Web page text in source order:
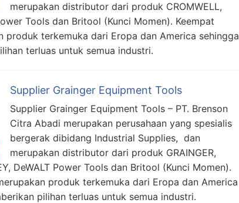
merupakan distributor dari produk CROMWELL,
Tools dan Britool (Kunci Momen). Keempat
produk terkemuka dari Eropa dan America sehingga
terluas untuk semua industri.
Supplier Grainger Equipment Tools
Supplier Grainger Equipment Tools – PT. Brenson
Citra Abadi merupakan perusahaan yang spesialis
bergerak dibidang Industrial Supplies, dan
merupakan distributor dari produk GRAINGER,
DeWALT Power Tools dan Britool (Kunci Momen).
produk terkemuka dari Eropa dan America
pilihan terluas untuk semua industri.